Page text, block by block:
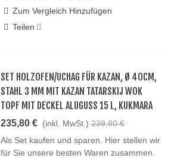
Zum Vergleich Hinzufügen
Teilen
SET HOLZOFEN/UCHAG FÜR KAZAN, Ø 40CM,
STAHL 3 MM MIT KAZAN TATARSKIJ WOK
TOPF MIT DECKEL ALUGUSS 15 L, KUKMARA
235,80 € (inkl. MwSt.) 239,80 €
Als Set kaufen und sparen. Hier stellen wir
für Sie unsere besten Waren zusammen.